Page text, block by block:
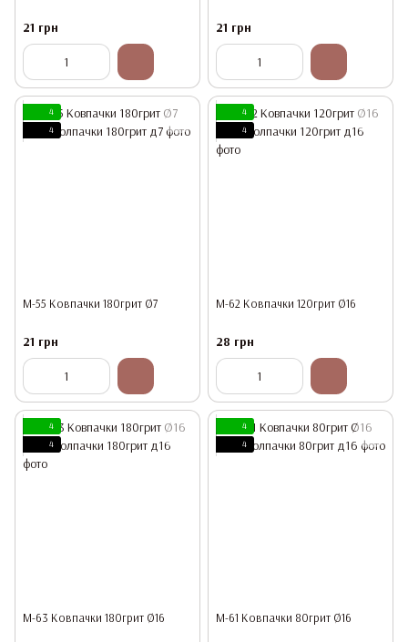
21 грн 21 грн
4
4
М-55 Ковпачки 180грит Ø7
21 грн
4
4
М-62 Ковпачки 120грит Ø16
28 грн
4
4
М-63 Ковпачки 180грит Ø16
4
4
М-61 Ковпачки 80грит Ø16